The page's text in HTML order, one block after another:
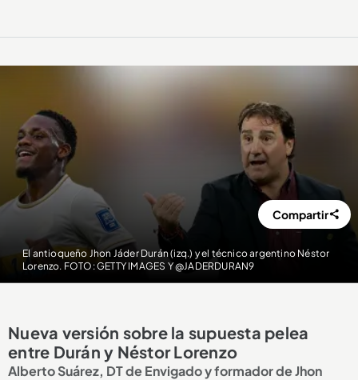
El antioqueño Jhon Jáder Durán (izq.) y el técnico argentino Néstor
Lorenzo. FOTO: GETTY IMAGES Y @JADERDURAN9
Compartir
Nueva versión sobre la supuesta pelea
entre Durán y Néstor Lorenzo
Alberto Suárez, DT de Envigado y formador de Jhon